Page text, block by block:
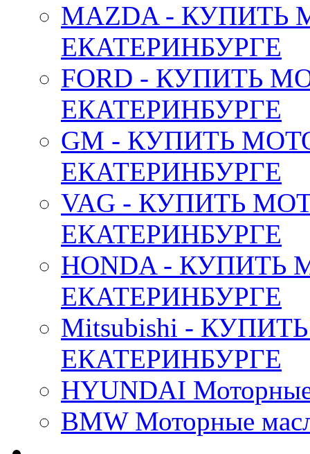
MAZDA -
ЕКАТЕРИНБУРГЕ
FORD - КУПИТЬ
ЕКАТЕРИНБУРГЕ
GM - КУПИТЬ
ЕКАТЕРИНБУРГЕ
VAG - КУПИТЬ
ЕКАТЕРИНБУРГЕ
HONDA -
ЕКАТЕРИНБУРГЕ
Mitsubishi -
ЕКАТЕРИНБУРГЕ
HYUNDAI
BMW Моторные